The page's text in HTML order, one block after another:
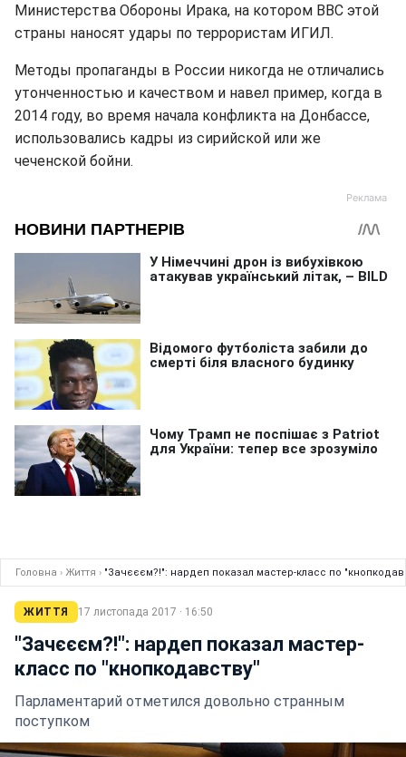
Министерства Обороны Ирака, на котором ВВС этой
страны наносят удары по террористам ИГИЛ.
Методы пропаганды в России никогда не отличались
утонченностью и качеством и навел пример, когда в
2014 году, во время начала конфликта на Донбассе,
использовались кадры из сирийской или же
чеченской бойни.
Головна › Життя › "Зачєєєм?!": нардеп показал мастер-класс по
ЖИТТЯ 17 листопада 2017 · 16:50
"Зачєєєм?!": нардеп показал мастер-
класс по "кнопкодавству"
Парламентарий отметился довольно странным
поступком